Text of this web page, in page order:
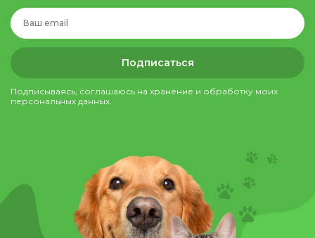
Подписаться
Подписываясь, соглашаюсь на хранение и обработку моих
персональных данных.